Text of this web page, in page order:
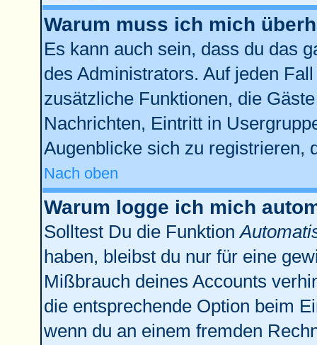
Warum muss ich mich
Es kann auch sein, dass du das
des Administrators. Auf jeden
zusätzliche Funktionen, die
Nachrichten, Eintritt in
Augenblicke sich zu registrieren,
Nach oben
Warum logge ich mich
Solltest Du die Funktion
haben, bleibst du nur für eine
Mißbrauch deines Accounts
die entsprechende Option beim
wenn du an einem fremden